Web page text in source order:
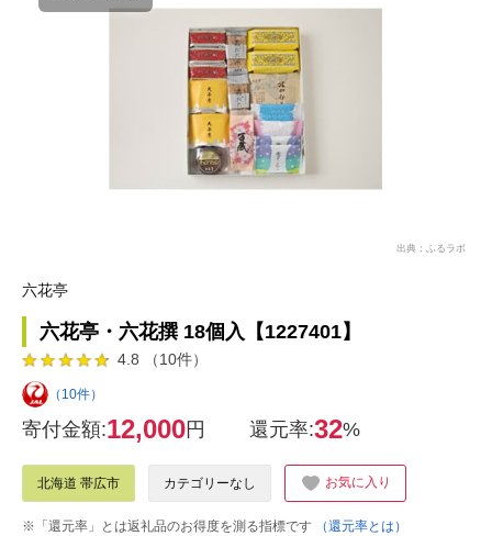
出典：ふるラボ
六花亭
六花亭・六花撰 18個入【1227401】
4.8 （10件）
（10件）
寄付金額:12,000円 還元率:32%
北海道 帯広市 カテゴリーなし お気に入り
※「還元率」とは返礼品のお得度を測る指標です
（還元率とは）